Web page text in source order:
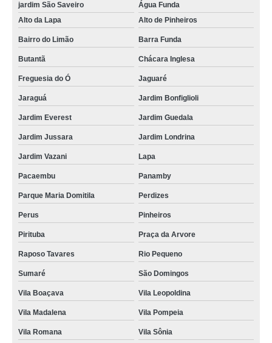
orçamento de banner lona de vinil Jardim Ângela
banner lona Peruíbe
lojas de banner de lona personalizado Jardim Japão
orçamento de banner de lona Santos
banner de lona com ilhós Carandiru
banners lona com ilhós Caieras
orçamento de banner em lona para fachada São Sebastião
orçamento de banner lona Vila Cordeiro
lojas de banner em lona para fachada Itupeva
banner de lona personalizado valor Jardim Ângela
lojas de banner lona fosca Sumaré
orçamento de banner de lona com ilhós Vila Suzana
banner lona impressão digital Perus
banner de lona valor Jaboticabal
jardim São Saveiro
Água Funda
Alto da Lapa
Alto de Pinheiros
Bairro do Limão Barra Funda
Butantã Chácara Inglesa
Freguesia do Ó Jaguaré
Jaraguá Jardim Bonfiglioli
Jardim Everest Jardim Guedala
Jardim Jussara Jardim Londrina
Jardim Vazani Lapa
Pacaembu Panamby
Parque Maria Domitila Perdizes
Perus Pinheiros
Pirituba Praça da Arvore
Raposo Tavares Rio Pequeno
Sumaré São Domingos
Vila Boaçava Vila Leopoldina
Vila Madalena Vila Pompeia
Vila Romana Vila Sônia